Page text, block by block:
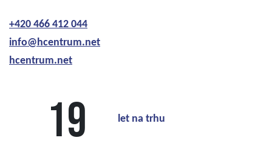
+420 466 412 044
info@hcentrum.net
hcentrum.net
19 let na trhu